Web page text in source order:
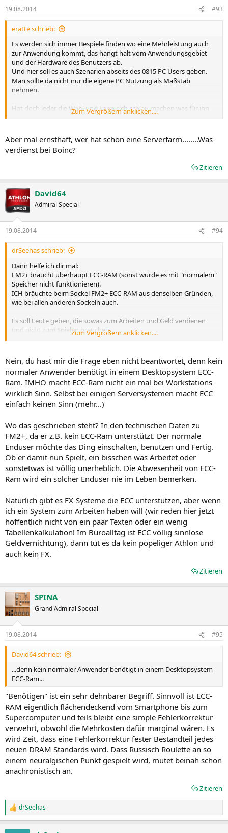
19.08.2014 #93
eratte schrieb:
Es werden sich immer Bespiele finden wo eine Mehrleistung auch
zur Anwendung kommt, das hängt halt vom Anwendungsgebiet
und der Hardware des Benutzers ab.
Und hier soll es auch Szenarien abseits des 0815 PC Users geben.
Man sollte da nicht nur die eigene PC Nutzung als Maßstab
nehmen.
Hat doch jeder die Wahl und kann sich schlau machen was für ihn
angebracht ist.
Zum Vergrößern anklicken....
Aber mal ernsthaft, wer hat schon eine Serverfarm........Was
verdienst bei Boinc?
Zitieren
David64
Admiral Special
19.08.2014 #94
drSeehas schrieb:
Dann helfe ich dir mal:
FM2+ braucht überhaupt ECC-RAM (sonst würde es mit "normalem"
Speicher nicht funktionieren).
ICH bräuchte beim Sockel FM2+ ECC-RAM aus denselben Gründen,
wie bei allen anderen Sockeln auch.
Es soll Leute geben, die sowas zum Arbeiten und Geld verdienen
und nicht zum Spielen brauchen.
Dann bin ich eben kein normaler Enduser. Aber wo steht
geschrieben, dass der Sockel FM2+ nur für "normale" Enduser ist?
Wer verbietet das den "Nicht-Normalen"?
Wer ist normal und wer nicht? Bestimmst du das?
gleich ein Opteron-System sein.
Gefragt wurde, was an FM2+ so schlecht sein soll und ich habe
darauf geantwortet.
Zum Vergrößern anklicken....
Nein, du hast mir die Frage eben nicht beantwortet, denn kein
normaler Anwender benötigt in einem Desktopsystem ECC-
Ram. IMHO macht ECC-Ram nicht ein mal bei Workstations
wirklich Sinn. Selbst bei einigen Serversystemen macht ECC
einfach keinen Sinn (mehr...)
Wo das geschrieben steht? In den technischen Daten zu
FM2+, da er z.B. kein ECC-Ram unterstützt. Der normale
Enduser möchte das Ding einschalten, benutzen und Fertig.
Ob er damit nun Spielt, ein bisschen was Arbeitet oder
sonstetwas ist völlig unerheblich. Die Abwesenheit von ECC-
Ram wird ein solcher Enduser nie im Leben bemerken.
Natürlich gibt es FX-Systeme die ECC unterstützen, aber wenn
ich ein System zum Arbeiten haben will (wir reden hier jetzt
hoffentlich nicht von ein paar Texten oder ein wenig
Tabellenkalkulation! Im Büroalltag ist ECC völlig sinnlose
Geldvernichtung), dann tut es da kein popeliger Athlon und
auch kein FX.
Zitieren
SPINA
Grand Admiral Special
19.08.2014 #95
David64 schrieb:
...denn kein normaler Anwender benötigt in einem Desktopsystem
ECC-Ram...
"Benötigen" ist ein sehr dehnbarer Begriff. Sinnvoll ist ECC-
RAM eigentlich flächendeckend vom Smartphone bis zum
Supercomputer und teils bleibt eine simple Fehlerkorrektur
verwehrt, obwohl die Mehrkosten dafür marginal wären. Es
wird Zeit, dass eine Fehlerkorrektur fester Bestandteil jedes
neuen DRAM Standards wird. Dass Russisch Roulette an so
einem neuralgischen Punkt gespielt wird, mutet beinah schon
anachronistisch an.
Zitieren
R
e
drSeehas